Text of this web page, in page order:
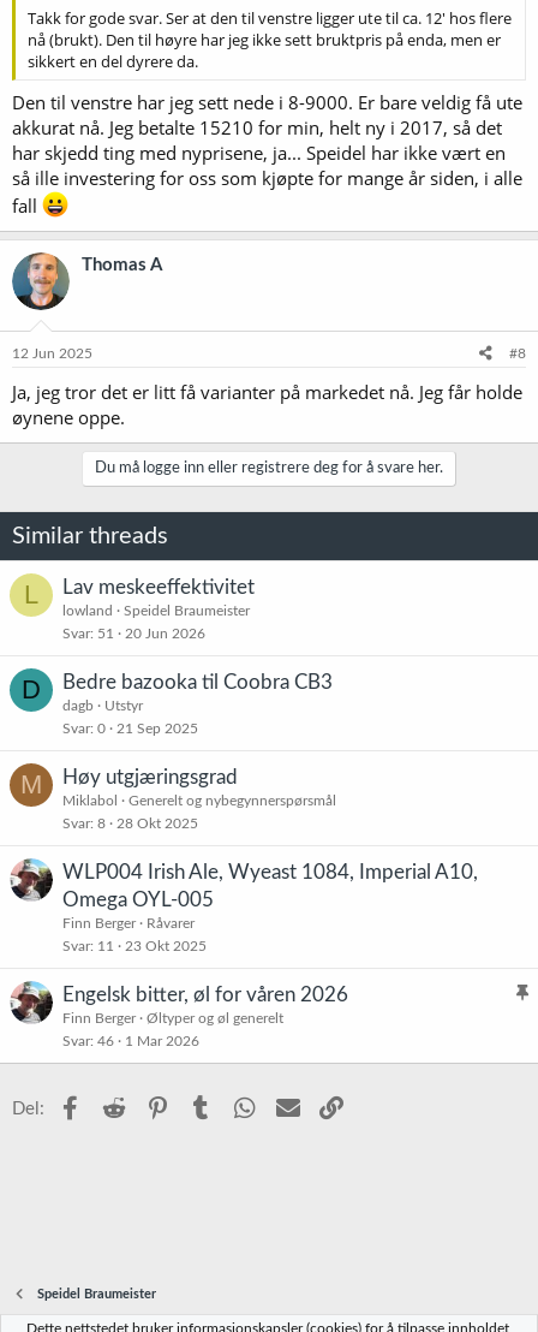
Takk for gode svar. Ser at den til venstre ligger ute til ca. 12' hos flere
nå (brukt). Den til høyre har jeg ikke sett bruktpris på enda, men er
sikkert en del dyrere da.
Den til venstre har jeg sett nede i 8-9000. Er bare veldig få ute
akkurat nå. Jeg betalte 15210 for min, helt ny i 2017, så det
har skjedd ting med nyprisene, ja... Speidel har ikke vært en
så ille investering for oss som kjøpte for mange år siden, i alle
fall
Thomas A
12 Jun 2025 #8
Ja, jeg tror det er litt få varianter på markedet nå. Jeg får holde
øynene oppe.
Du må logge inn eller registrere deg for å svare her.
Similar threads
L Lav meskeeffektivitet
lowland
Speidel Braumeister
Svar 51 20 Jun 2026
D Bedre bazooka til Coobra CB3
dagb
Utstyr
Svar 0 21 Sep 2025
M Høy utgjæringsgrad
Miklabol
Generelt og nybegynnerspørsmål
Svar 8 28 Okt 2025
WLP004 Irish Ale, Wyeast 1084, Imperial A10,
Omega OYL-005
Finn Berger
Råvarer
Svar 11 23 Okt 2025
K
s
Engelsk bitter, øl for våren 2026
Finn Berger
Øltyper og øl generelt
Svar 46 1 Mar 2026
Del: Facebook
Reddit PinterestTumblr WhatsApp
E-post
Speidel Braumeister
Dette nettstedet bruker informasjonskapsler (cookies) for å tilpasse innholdet,